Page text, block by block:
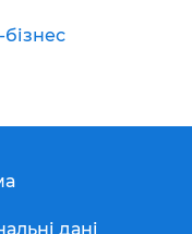
дані